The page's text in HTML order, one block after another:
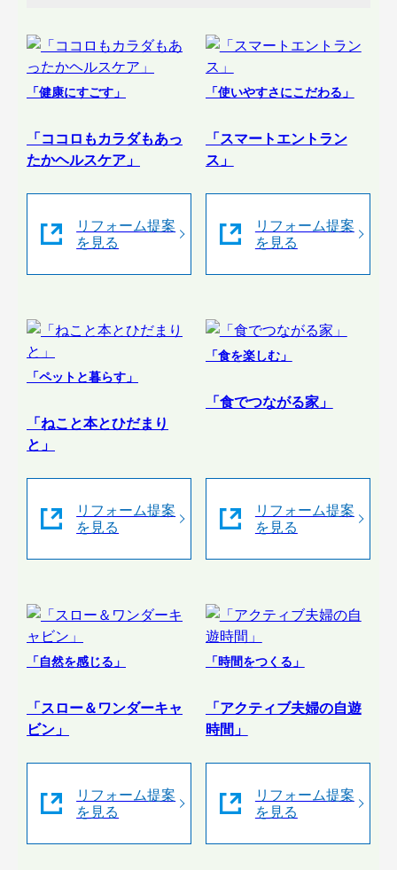
「健康にすごす」
「ココロもカラダもあっ
たかヘルスケア」
リフォーム提案
を見る
「使いやすさにこだわる」
「スマートエントラン
ス」
リフォーム提案
を見る
「ペットと暮らす」
「ねこと本とひだまり
と」
リフォーム提案
を見る
「食を楽しむ」
「食でつながる家」
リフォーム提案
を見る
「自然を感じる」
「スロー＆ワンダーキャ
ビン」
リフォーム提案
を見る
「時間をつくる」
「アクティブ夫婦の自遊
時間」
リフォーム提案
を見る